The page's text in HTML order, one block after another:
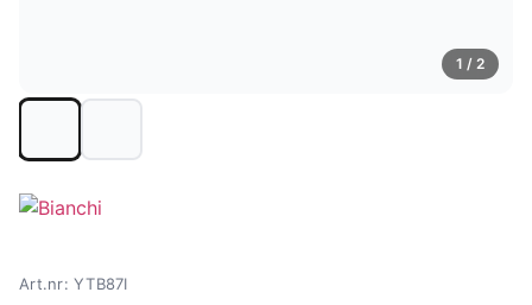
1 / 2
Art.nr: YTB87I